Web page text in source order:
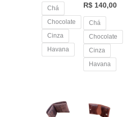
Chá
Chocolate
Cinza
Havana
R$ 140,00
Chá
Chocolate
Cinza
Havana